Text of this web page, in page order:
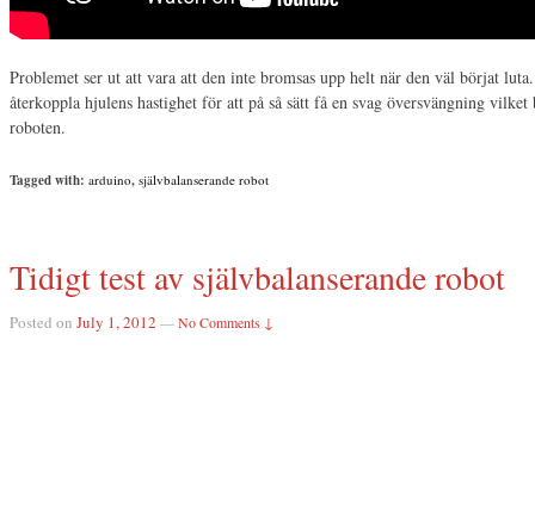
Problemet ser ut att vara att den inte bromsas upp helt när den väl börjat luta.
återkoppla hjulens hastighet för att på så sätt få en svag översvängning vilket
roboten.
Tagged with: arduino, självbalanserande robot
Tidigt test av självbalanserande robot
Posted on July 1, 2012 —No Comments ↓